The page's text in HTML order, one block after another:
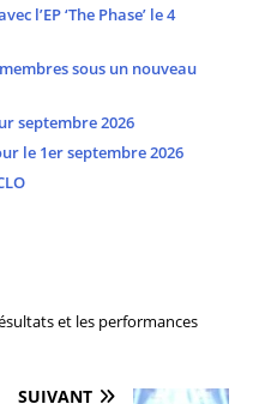
l’EP ‘The Phase’ le 4
sous un nouveau
septembre 2026
le 1er septembre 2026
et les performances
SUIVANT